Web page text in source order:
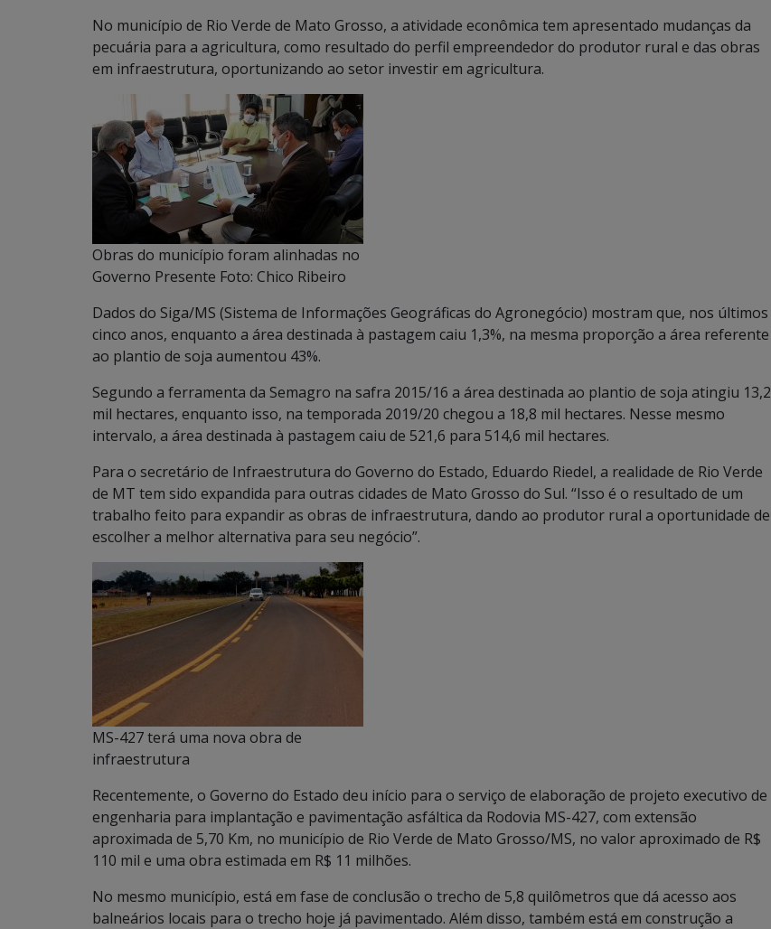
No município de Rio Verde de Mato Grosso, a atividade econômica tem apresentado mudanças da
pecuária para a agricultura, como resultado do perfil empreendedor do produtor rural e das obras
em infraestrutura, oportunizando ao setor investir em agricultura.
Obras do município foram alinhadas no
Governo Presente Foto: Chico Ribeiro
Dados do Siga/MS (Sistema de Informações Geográficas do Agronegócio) mostram que, nos últimos
cinco anos, enquanto a área destinada à pastagem caiu 1,3%, na mesma proporção a área referente
ao plantio de soja aumentou 43%.
Segundo a ferramenta da Semagro na safra 2015/16 a área destinada ao plantio de soja atingiu 13,2
mil hectares, enquanto isso, na temporada 2019/20 chegou a 18,8 mil hectares. Nesse mesmo
intervalo, a área destinada à pastagem caiu de 521,6 para 514,6 mil hectares.
Para o secretário de Infraestrutura do Governo do Estado, Eduardo Riedel, a realidade de Rio Verde
de MT tem sido expandida para outras cidades de Mato Grosso do Sul. “Isso é o resultado de um
trabalho feito para expandir as obras de infraestrutura, dando ao produtor rural a oportunidade de
escolher a melhor alternativa para seu negócio”.
MS-427 terá uma nova obra de
infraestrutura
Recentemente, o Governo do Estado deu início para o serviço de elaboração de projeto executivo de
engenharia para implantação e pavimentação asfáltica da Rodovia MS-427, com extensão
aproximada de 5,70 Km, no município de Rio Verde de Mato Grosso/MS, no valor aproximado de R$
110 mil e uma obra estimada em R$ 11 milhões.
No mesmo município, está em fase de conclusão o trecho de 5,8 quilômetros que dá acesso aos
balneários locais para o trecho hoje já pavimentado. Além disso, também está em construção a